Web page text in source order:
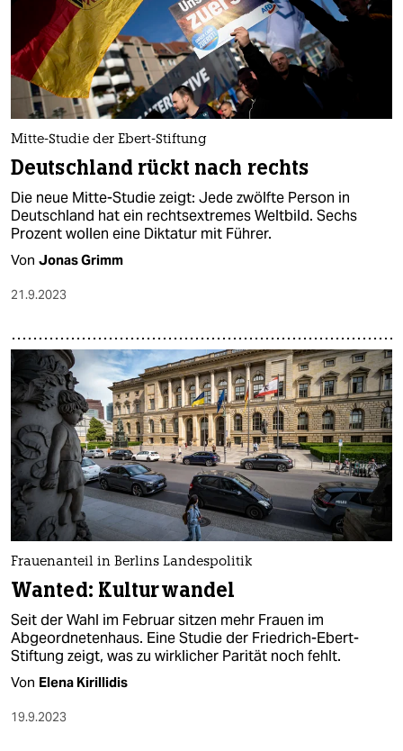
Mitte-Studie der Ebert-Stiftung
Deutschland rückt nach rechts
Die neue Mitte-Studie zeigt: Jede zwölfte Person in
Deutschland hat ein rechtsextremes Weltbild. Sechs
Prozent wollen eine Diktatur mit Führer.
Von Jonas Grimm
21.9.2023
Frauenanteil in Berlins Landespolitik
Wanted: Kulturwandel
Seit der Wahl im Februar sitzen mehr Frauen im
Abgeordnetenhaus. Eine Studie der Friedrich-Ebert-
Stiftung zeigt, was zu wirklicher Parität noch fehlt.
Von Elena Kirillidis
19.9.2023